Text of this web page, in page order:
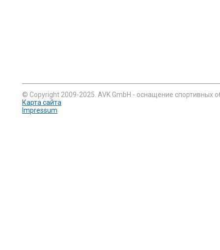
© Copyright 2009-2025. AVK GmbH - оснащение спортивных
Карта сайта
Impressum